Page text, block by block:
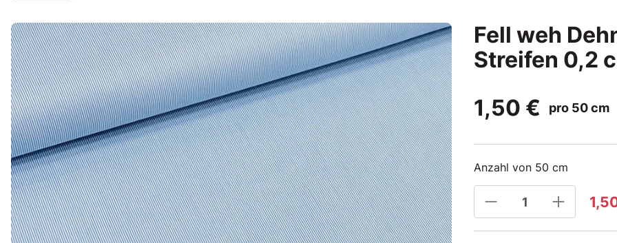
Fell weh
Streifen 0,2
1,50 €
pro 50 cm
Anzahl von 50 cm